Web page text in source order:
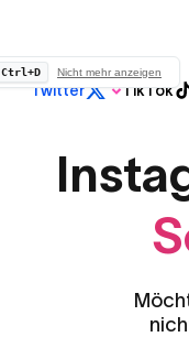
Ctrl+D Nicht mehr anzeigen
Twitter TikTok